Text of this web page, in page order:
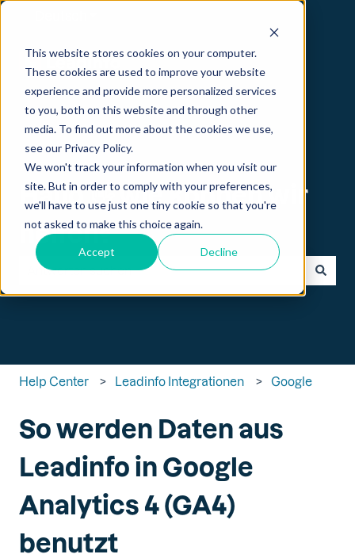
This website stores cookies on your computer.
These cookies are used to improve your website
experience and provide more personalized services
to you, both on this website and through other
media. To find out more about the cookies we use,
see our Privacy Policy.
We won't track your information when you visit our
site. But in order to comply with your preferences,
we'll have to use just one tiny cookie so that you're
not asked to make this choice again.
Accept Decline
Hallo 👋 wie können wir
helfen?
Es gibt keine Vorschläge, da das Suchfeld leer ist.
Help Center Leadinfo Integrationen Google
So werden Daten aus
Leadinfo in Google
Analytics 4 (GA4)
benutzt